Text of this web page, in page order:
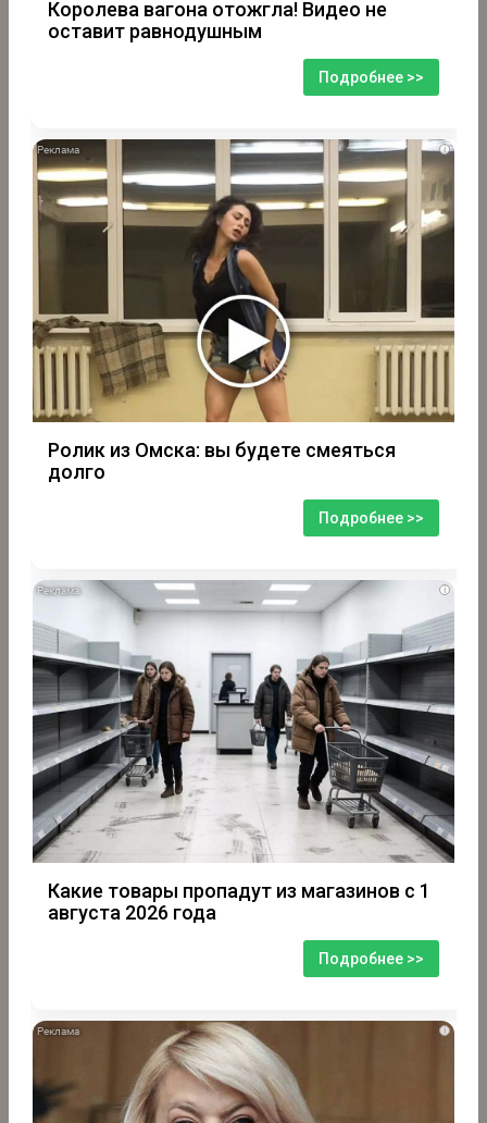
Королева вагона отожгла! Видео не
оставит равнодушным
Подробнее >>
i
Ролик из Омска: вы будете смеяться
долго
Подробнее >>
i
Какие товары пропадут из магазинов с 1
августа 2026 года
Подробнее >>
i